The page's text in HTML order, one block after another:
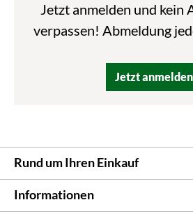
Jetzt anmelden und kein
verpassen! Abmeldung
Jetzt
Rund um Ihren Einkauf
Informationen